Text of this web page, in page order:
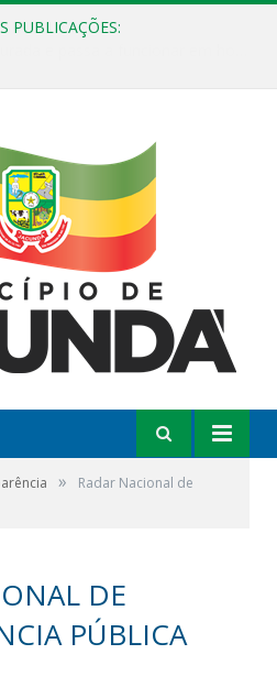
PUBLICAÇÕES:
»
Radar Nacional de
DE
PÚBLICA